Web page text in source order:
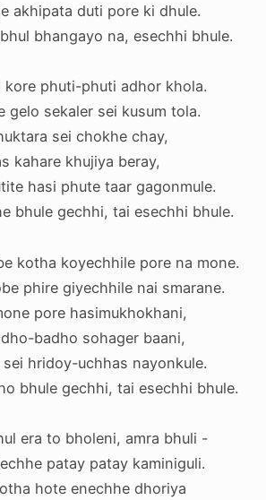
akhipata duti pore ki dhule.
bhangayo na, esechhi bhule.
kore phuti-phuti adhor khola.
gelo sekaler sei kusum tola.
sei chokhe chay,
kahare khujiya beray,
hasi phute taar gagonmule.
bhule gechhi, tai esechhi bhule.
kotha koyechhile pore na mone.
phire giyechhile nai smarane.
pore hasimukhokhani,
badho sohager baani,
hridoy-uchhas nayonkule.
bhule gechhi, tai esechhi bhule.
era to bholeni, amra bhuli -
patay patay kaminiguli.
hote enechhe dhoriya